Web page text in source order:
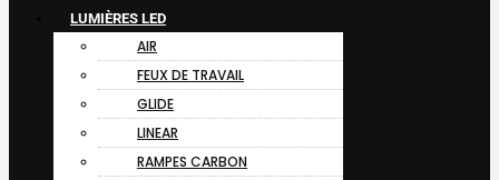
LUMIÈRES LED
AIR
FEUX DE TRAVAIL
GLIDE
LINEAR
RAMPES CARBON